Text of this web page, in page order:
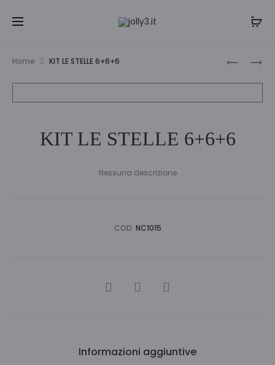
tra
i
VETRO
BRILL.C/
Home KIT LE STELLE 6+6+6
KIT LE STELLE 6+6+6
Nessuna descrizione
COD: NC1015
CONDIVIDI
Informazioni aggiuntive